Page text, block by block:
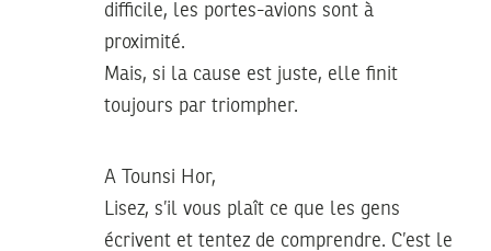
difficile, les portes-avions sont à
proximité.
Mais, si la cause est juste, elle finit
toujours par triompher.
A Tounsi Hor,
Lisez, s’il vous plaît ce que les gens
écrivent et tentez de comprendre. C’est le